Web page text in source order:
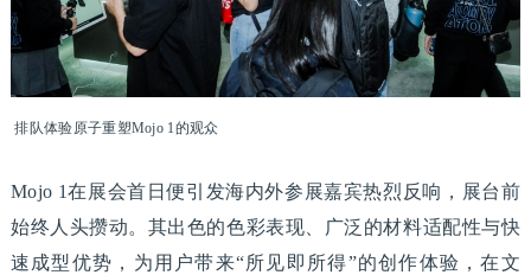
排队体验原子重塑Mojo 1的观众
Mojo 1在展会首日便引发海内外参展嘉宾热烈反响，展台前
始终人头攒动。其出色的色彩表现、广泛的材料适配性与快
速成型优势，为用户带来“所见即所得”的创作体验，在文